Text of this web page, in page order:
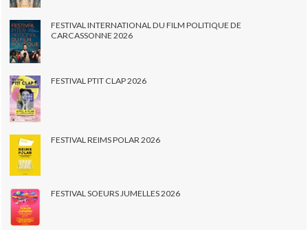
FESTIVAL INTERNATIONAL DU FILM POLITIQUE DE
CARCASSONNE 2026
FESTIVAL PTIT CLAP 2026
FESTIVAL REIMS POLAR 2026
FESTIVAL SOEURS JUMELLES 2026